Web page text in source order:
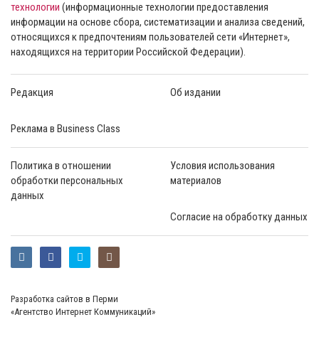
технологии (информационные технологии предоставления
информации на основе сбора, систематизации и анализа сведений,
относящихся к предпочтениям пользователей сети «Интернет»,
находящихся на территории Российской Федерации).
Редакция Об издании
Реклама в Business Class
Политика в отношении
обработки персональных
данных
Условия использования
материалов
Согласие на обработку данных
Разработка сайтов в Перми
«Агентство Интернет Коммуникаций»